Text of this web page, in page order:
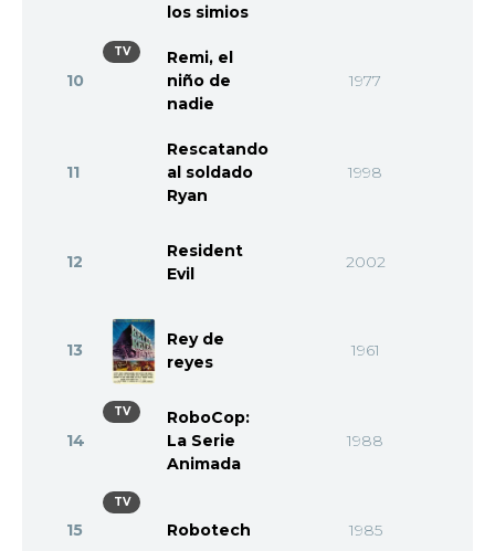
los simios
10
TV
Remi, el
niño de
nadie
1977
11
Rescatando
al soldado
Ryan
1998
12
Resident
Evil
2002
13
Rey de
reyes
1961
14
TV
RoboCop:
La Serie
Animada
1988
15
TV
Robotech 1985